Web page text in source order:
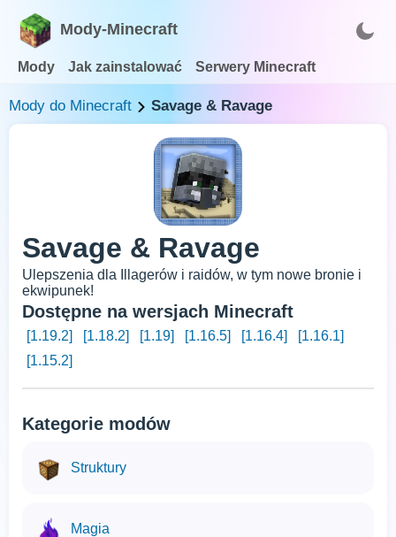
Mody-Minecraft
Mody Jak zainstalować Serwery Minecraft
Mody do Minecraft Savage & Ravage
Savage & Ravage
Ulepszenia dla Illagerów i raidów, w tym nowe bronie i
ekwipunek!
Dostępne na wersjach Minecraft
[1.19.2] [1.18.2] [1.19] [1.16.5] [1.16.4]
[1.16.1]
[1.15.2]
Kategorie modów
Struktury
Magia